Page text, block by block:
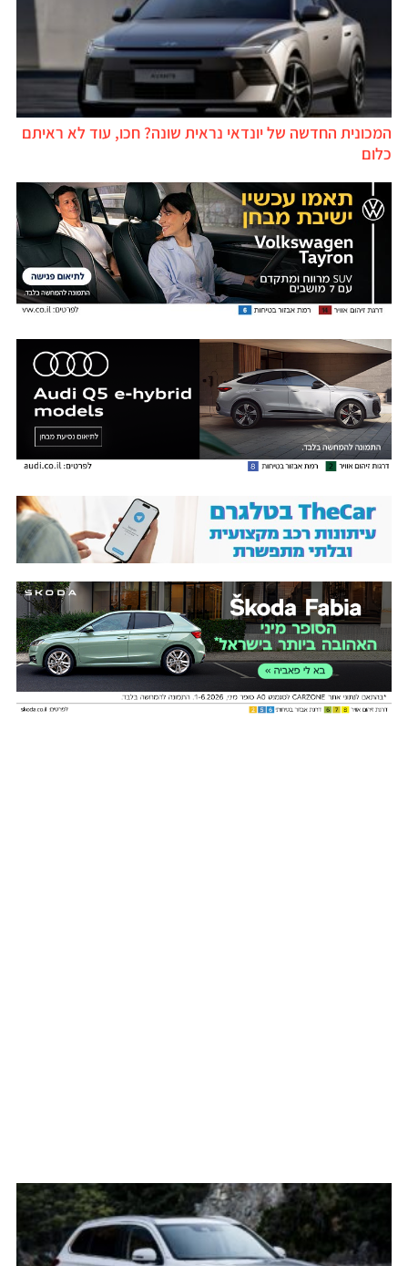
המכונית החדשה של יונדאי נראית שונה? חכו, עוד לא ראיתם
כלום